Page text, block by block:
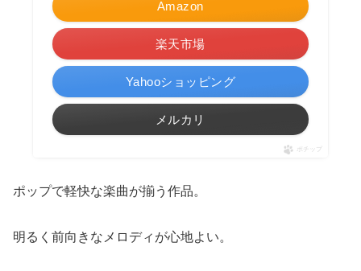
Amazon
楽天市場
Yahooショッピング
メルカリ
ポチップ
ポップで軽快な楽曲が揃う作品。
明るく前向きなメロディが心地よい。